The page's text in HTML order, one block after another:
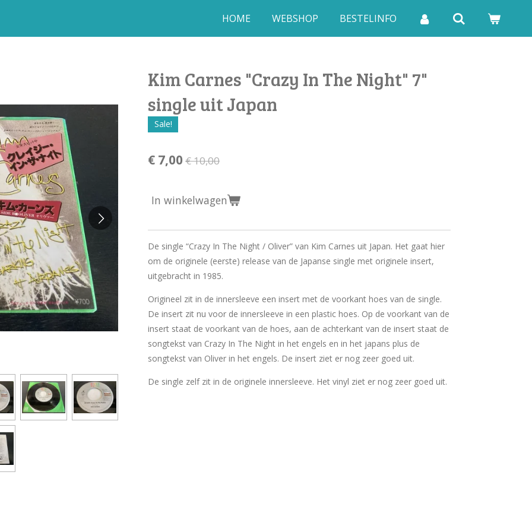
HOME WEBSHOP BESTELINFO
Kim Carnes "Crazy In The Night" 7"
single uit Japan
Sale!
€ 7,00 € 10,00
In winkelwagen
De single “Crazy In The Night / Oliver” van Kim Carnes uit Japan. Het gaat hier
om de originele (eerste) release van de Japanse single met originele insert,
uitgebracht in 1985.
Origineel zit in de innersleeve een insert met de voorkant hoes van de single.
De insert zit nu voor de innersleeve in een plastic hoes. Op de voorkant van de
insert staat de voorkant van de hoes, aan de achterkant van de insert staat de
songtekst van Crazy In The Night in het engels en in het japans plus de
songtekst van Oliver in het engels. De insert ziet er nog zeer goed uit.
De single zelf zit in de originele innersleeve. Het vinyl ziet er nog zeer goed uit.